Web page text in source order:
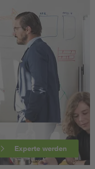
Experte werden